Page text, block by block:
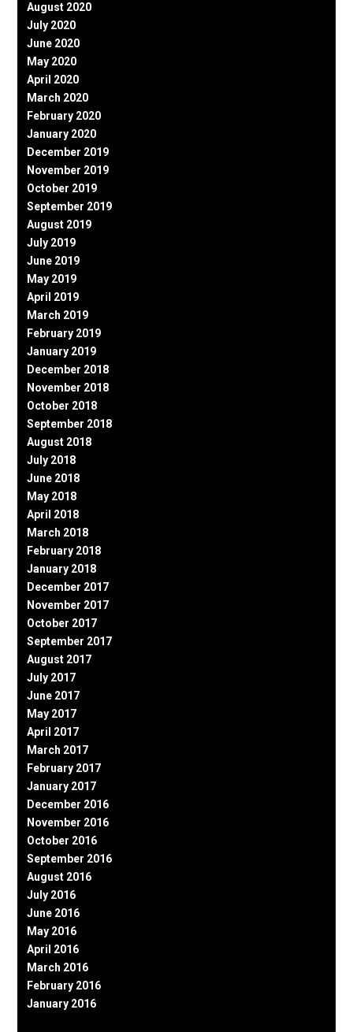
August 2020
July 2020
June 2020
May 2020
April 2020
March 2020
February 2020
January 2020
December 2019
November 2019
October 2019
September 2019
August 2019
July 2019
June 2019
May 2019
April 2019
March 2019
February 2019
January 2019
December 2018
November 2018
October 2018
September 2018
August 2018
July 2018
June 2018
May 2018
April 2018
March 2018
February 2018
January 2018
December 2017
November 2017
October 2017
September 2017
August 2017
July 2017
June 2017
May 2017
April 2017
March 2017
February 2017
January 2017
December 2016
November 2016
October 2016
September 2016
August 2016
July 2016
June 2016
May 2016
April 2016
March 2016
February 2016
January 2016